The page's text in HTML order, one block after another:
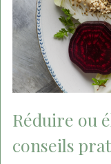
Réduire ou
conseils